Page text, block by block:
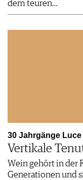
dem teuren…
30 Jahrgänge
Vertikale
Wein gehört in der
Generationen und